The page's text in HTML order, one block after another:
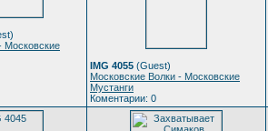
Московские
IMG 4055 (Guest)
Московские Волки - Московские
Мустанги
Коментарии: 0